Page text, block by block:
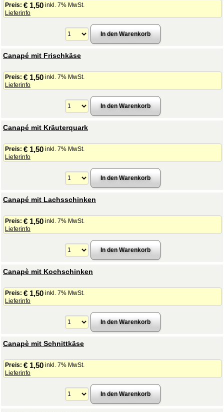
Preis: € 1,50 inkl. 7% MwSt.
Lieferinfo
Canapé mit Frischkäse
Preis: € 1,50 inkl. 7% MwSt.
Lieferinfo
Canapé mit Kräuterquark
Preis: € 1,50 inkl. 7% MwSt.
Lieferinfo
Canapé mit Lachsschinken
Preis: € 1,50 inkl. 7% MwSt.
Lieferinfo
Canapè mit Kochschinken
Preis: € 1,50 inkl. 7% MwSt.
Lieferinfo
Canapè mit Schnittkäse
Preis: € 1,50 inkl. 7% MwSt.
Lieferinfo